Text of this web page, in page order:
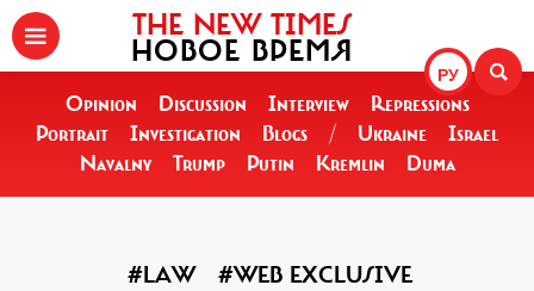
РУ
THE NEW TIMES
НОВОЕ ВРЕМЯ
Opinion Discussion Interview
Repressions
Portrait
Investigation Blogs / Ukraine
Israel
Navalny
Trump Putin Kremlin Duma
#LAW #WEB EXCLUSIVE